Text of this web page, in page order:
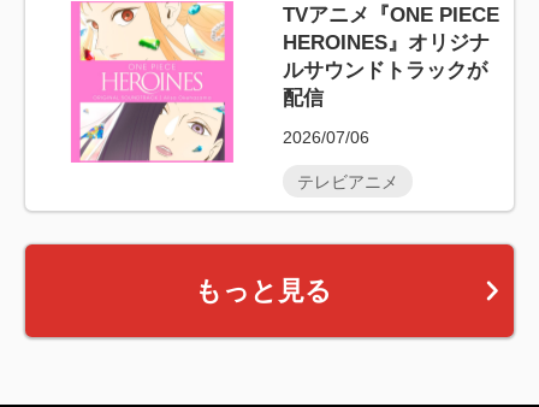
TVアニメ『ONE PIECE
HEROINES』オリジナ
ルサウンドトラックが
配信
2026/07/06
テレビアニメ
もっと見る